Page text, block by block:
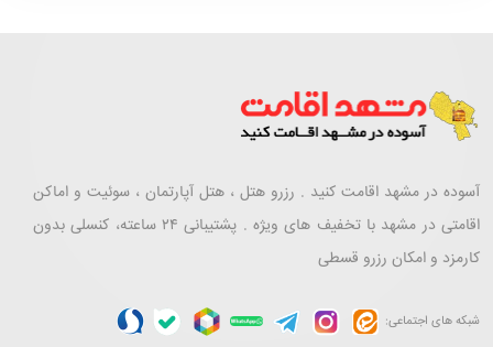
آسوده در مشهد اقامت کنید . رزرو هتل ، هتل آپارتمان ، سوئیت و اماکن
اقامتی در مشهد با تخفیف های ویژه . پشتیبانی ۲۴ ساعته، کنسلی بدون
کارمزد و امکان رزرو قسطی
شبکه های اجتماعی: